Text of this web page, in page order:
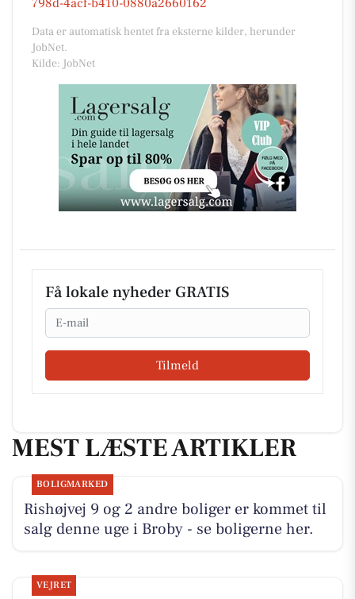
798d-4acf-b410-0880a2660162
Data er automatisk hentet fra eksterne kilder, herunder
JobNet.
Kilde: JobNet
Få lokale nyheder GRATIS
Email
Tilmeld
MEST LÆSTE ARTIKLER
BOLIGMARKED
Rishøjvej 9 og 2 andre boliger er kommet til
salg denne uge i Broby - se boligerne her.
VEJRET